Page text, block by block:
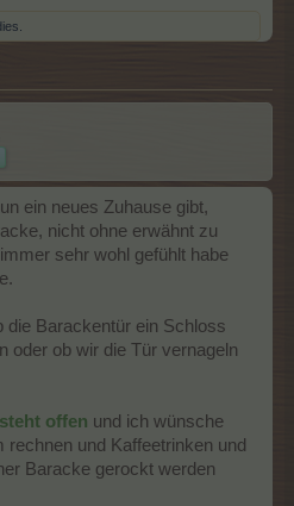
ein neues Zuhause gibt,
nicht ohne erwähnt zu
sehr wohl gefühlt habe
die Barackentür ein Schloss
oder ob wir die Tür vernageln
offen und ich wünsche
rechnen und Kaffeetrinken und
Baracke gerockt werden